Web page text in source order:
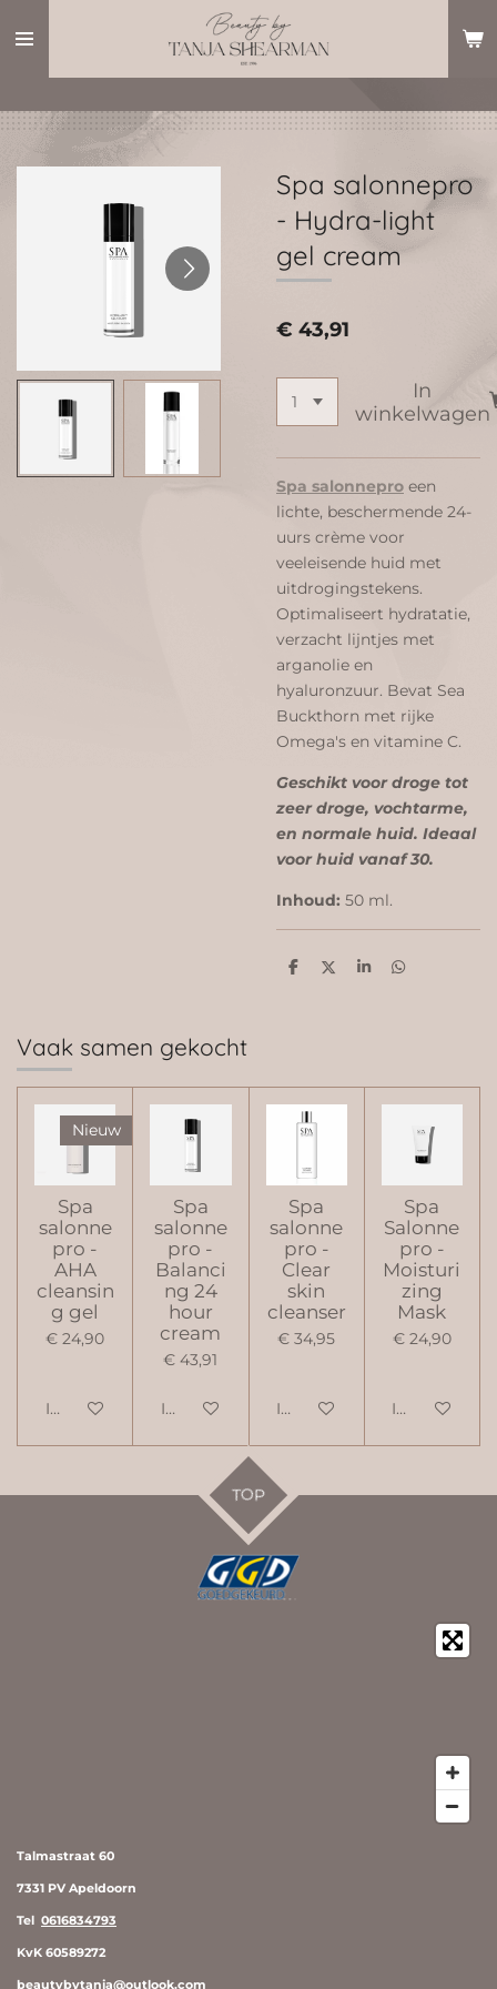
direct
hoofdinhoud
Spa salonnepro
- Hydra-light
gel cream
€ 43,91
In
winkelwagen
Spa salonnepro een
lichte, beschermende 24-
uurs crème voor
veeleisende huid met
uitdrogingstekens.
Optimaliseert hydratatie,
verzacht lijntjes met
arganolie en
hyaluronzuur. Bevat Sea
Buckthorn met rijke
Omega's en vitamine C.
Geschikt voor droge tot
zeer droge, vochtarme,
en normale huid. Ideaal
voor huid vanaf 30.
Inhoud: 50 ml.
D
D
S
D
Vaak samen gekocht
Nieuw
Spa
salonne
pro -
AHA
cleansin
g gel
€ 24,90
In winkelwagen
Spa
salonne
pro -
Balanci
ng 24
hour
cream
€ 43,91
In winkelwagen
Spa
salonne
pro -
Clear
skin
cleanser
€ 34,95
In winkelwagen
Spa
Salonne
pro -
Moisturi
zing
Mask
€ 24,90
In
TOP
Talmastraat 60
7331 PV Apeldoorn
Tel 0616834793
KvK 60589272
beautybytanja@outlook.com